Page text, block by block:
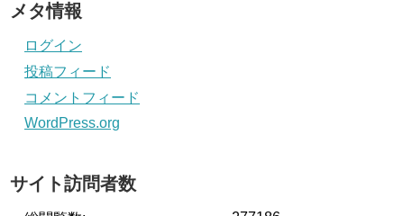
メタ情報
ログイン
投稿フィード
コメントフィード
WordPress.org
サイト訪問者数